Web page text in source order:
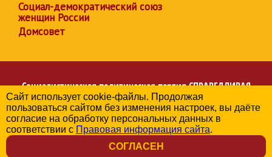
Социал-демократический союз
женщин России
Домсовет
Социалистическая политическая партияСПРАВЕДЛИВАЯ
РОССИЯ
Региональное отделение партии в Краснодарском крае
© 2006-2026
Политика в отношении обработки персональных данных
Сайт использует cookie-файлы. Продолжая
пользоваться сайтом без изменения настроек, вы даёте
согласие на обработку персональных данных в
соответствии с Правовая информация сайта.
СОГЛАСЕН